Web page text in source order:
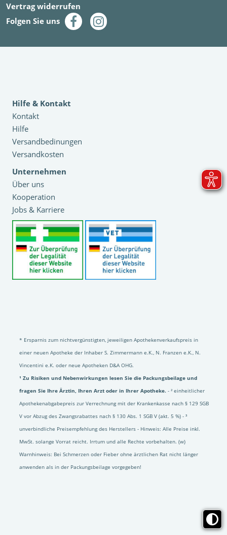
Vertrag widerrufen
Folgen Sie uns
Hilfe & Kontakt
Kontakt
Hilfe
Versandbedinungen
Versandkosten
Unternehmen
Über uns
Kooperation
Jobs & Karriere
* Ersparnis zum nichtvergünstigten, jeweiligen Apothekenverkaufspreis in
einer neuen Apotheke der Inhaber S. Zimmermann e.K., N. Franzen e.K., N.
Vincentini e.K. oder neue Apotheken D&A OHG.
¹ Zu Risiken und Nebenwirkungen lesen Sie die Packungsbeilage und
fragen Sie Ihre Ärztin, Ihren Arzt oder in Ihrer Apotheke. - ² einheitlicher
Apothekenabgabepreis zur Verrechnung mit der Krankenkasse nach § 129 SGB
V vor Abzug des Zwangsrabattes nach § 130 Abs. 1 SGB V (akt. 5 %) - ³
unverbindliche Preisempfehlung des Herstellers - Hinweis: Alle Preise inkl.
MwSt. solange Vorrat reicht. Irrtum und alle Rechte vorbehalten. (w)
Warnhinweis: Bei Schmerzen oder Fieber ohne ärztlichen Rat nicht länger
anwenden als in der Packungsbeilage vorgegeben!